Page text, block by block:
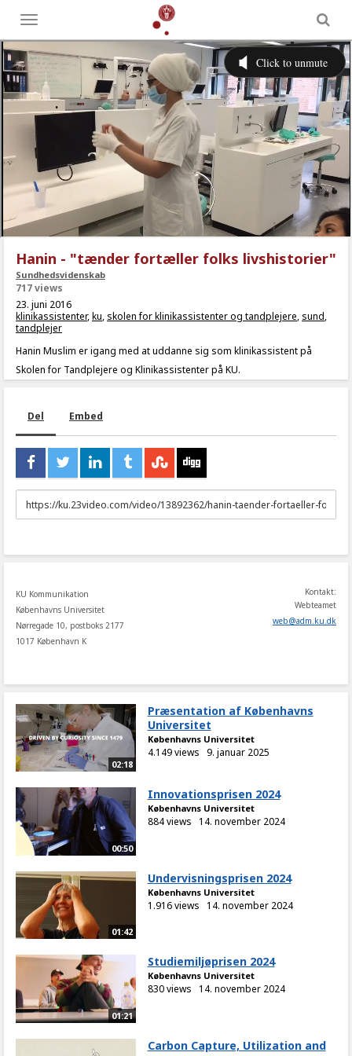
Toggle
menu
Hanin - "tænder fortæller folks livshistorier"
Sundhedsvidenskab
717 views
23. juni 2016
klinikassistenter,ku, skolen for klinikassistenter og tandplejere, sund,
tandplejer
Hanin Muslim er igang med at uddanne sig som klinikassistent på
Skolen for Tandplejere og Klinikassistenter på KU.
Del Embed
URL
to
KU Kommunikation
Københavns Universitet
Nørregade 10, postboks 2177
1017 København K
Kontakt:
Webteamet
web@adm.ku.dk
02:18
Præsentation af Københavns
Universitet
Københavns Universitet
4.149 views 9. januar 2025
00:50
Innovationsprisen 2024
Københavns Universitet
884 views 14. november 2024
01:42
Undervisningsprisen 2024
Københavns Universitet
1.916 views 14. november 2024
01:21
Studiemiljøprisen 2024
Københavns Universitet
830 views 14. november 2024
Carbon Capture, Utilization and